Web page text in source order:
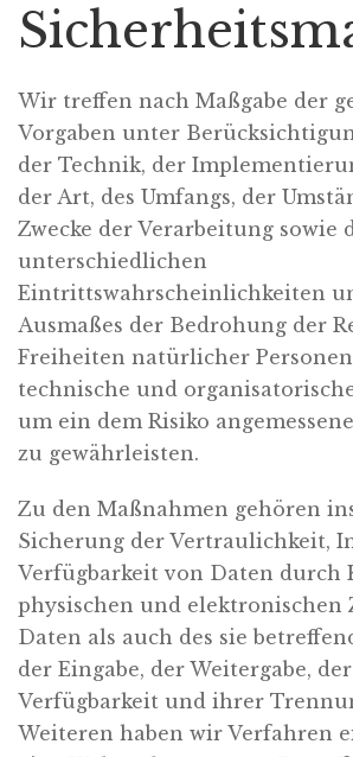
Wir treffen nach Maßgabe der
Vorgaben unter
der Technik, der
der Art, des Umfangs, der
Zwecke der Verarbeitung sowie
unterschiedlichen
Eintrittswahrscheinlichkeiten
Ausmaßes der Bedrohung der
Freiheiten natürlicher
technische und
um ein dem Risiko
zu gewährleisten.
Zu den Maßnahmen gehören
Sicherung der Vertraulichkeit,
Verfügbarkeit von Daten durch
physischen und elektronischen
Daten als auch des sie
der Eingabe, der Weitergabe,
Verfügbarkeit und ihrer
Weiteren haben wir Verfahren